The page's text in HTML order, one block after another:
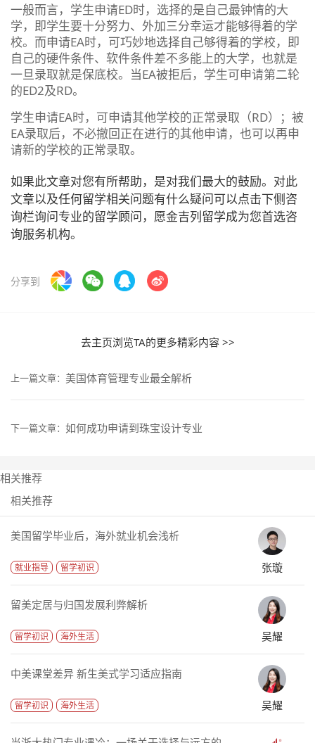
一般而言，学生申请ED时，选择的是自己最钟情的大
学，即学生要十分努力、外加三分幸运才能够得着的学
校。而申请EA时，可巧妙地选择自己够得着的学校，即
自己的硬件条件、软件条件差不多能上的大学，也就是
一旦录取就是保底校。当EA被拒后，学生可申请第二轮
的ED2及RD。
学生申请EA时，可申请其他学校的正常录取（RD）；被
EA录取后，不必撤回正在进行的其他申请，也可以再申
请新的学校的正常录取。
如果此文章对您有所帮助，是对我们最大的鼓励。对此
文章以及任何留学相关问题有什么疑问可以点击下侧咨
询栏询问专业的留学顾问，愿金吉列留学成为您首选咨
询服务机构。
分享到
去主页浏览TA的更多精彩内容 >>
上一篇文章： 美国体育管理专业最全解析
下一篇文章： 如何成功申请到珠宝设计专业
相关推荐
相关推荐
美国留学毕业后，海外就业机会浅析
就业指导 留学初识 张璇
留美定居与归国发展利弊解析
留学初识 海外生活 吴耀
中美课堂差异 新生美式学习适应指南
留学初识 海外生活 吴耀